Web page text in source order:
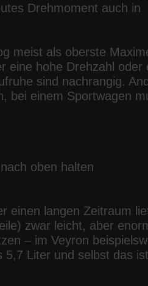
Drehmoment auch in
meist als oberste
eine hohe Drehzahl oder
sind nachrangig.
bei einem Sportwagen
oben halten
einen langen Zeitraum
zwar leicht, aber
– im Veyron
5,7 Liter und selbst das